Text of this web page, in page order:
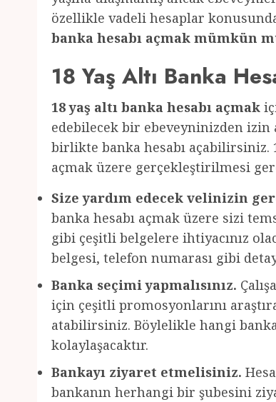
özellikle vadeli hesaplar
banka hesabı açmak mümkün
18 Yaş Altı Banka
18 yaş altı banka hesabı açmak
edebilecek bir ebeveyninizden izin
birlikte banka hesabı açabilirsiniz.
açmak üzere gerçekleştirilmesi
Size yardım edecek velinizin
banka hesabı açmak üzere sizi
gibi çeşitli belgelere ihtiyacınız
belgesi, telefon numarası gibi
Banka seçimi yapmalısınız.
için çeşitli promosyonlarını
atabilirsiniz. Böylelikle hangi
kolaylaşacaktır.
Bankayı ziyaret etmelisiniz.
bankanın herhangi bir şubesini